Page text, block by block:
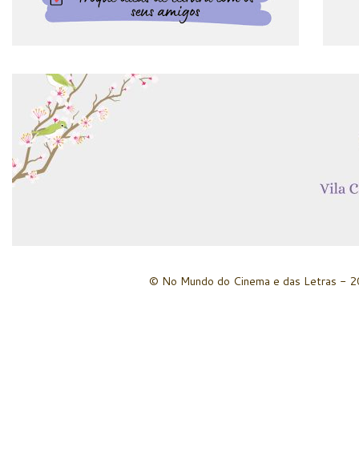
© No Mundo do Cinema e das Letras -